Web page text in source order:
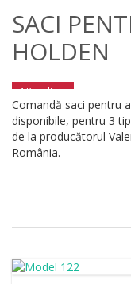
SACI
HOLDEN
4 Rezultate
Comandă saci pentru
disponibile, pentru 3
de la producătorul
România.